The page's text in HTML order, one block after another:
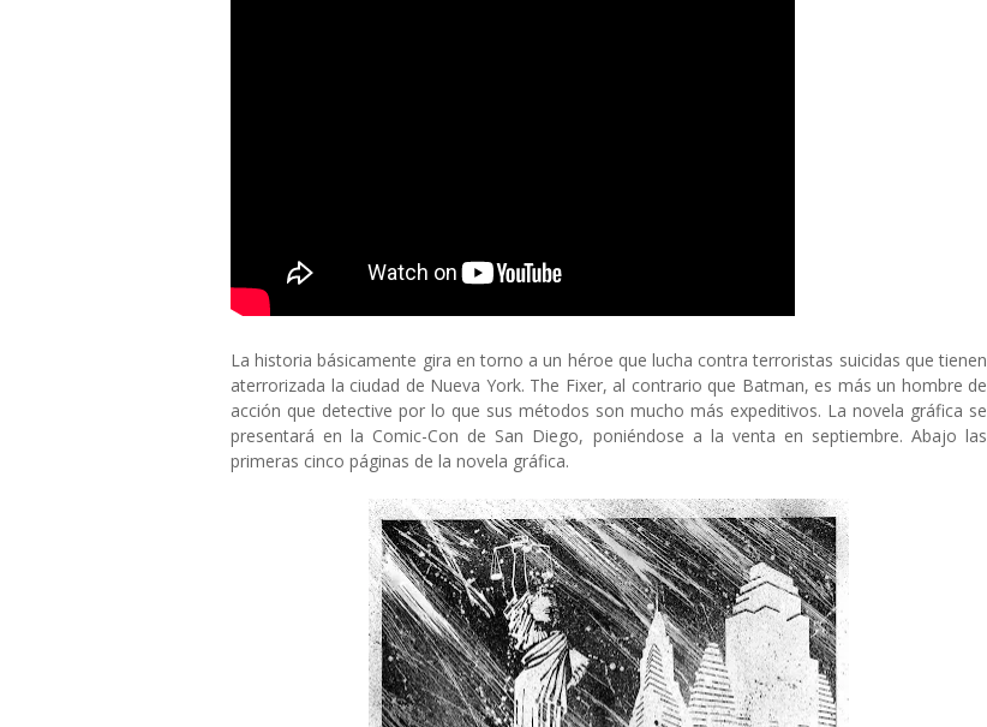
La historia básicamente gira en torno a un héroe que lucha contra terroristas suicidas que tienen
aterrorizada la ciudad de Nueva York. The Fixer, al contrario que Batman, es más un hombre de
acción que detective por lo que sus métodos son mucho más expeditivos. La novela gráfica se
presentará en la Comic-Con de San Diego, poniéndose a la venta en septiembre. Abajo las
primeras cinco páginas de la novela gráfica.